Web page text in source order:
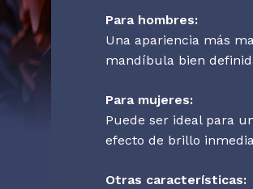
Para hombres:
Una apariencia más
mandíbula bien
Para mujeres:
Puede ser ideal para
efecto de brillo
Otras características: